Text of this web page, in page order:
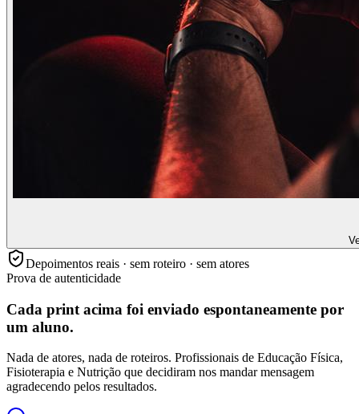
Depoimentos reais · sem roteiro · sem atores
Prova de autenticidade
Cada print acima foi enviado espontaneamente por
um aluno.
Nada de atores, nada de roteiros. Profissionais de Educação Física,
Fisioterapia e Nutrição que decidiram nos mandar mensagem
agradecendo pelos resultados.